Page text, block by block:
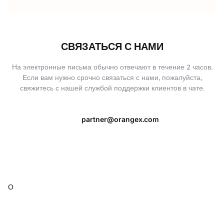
СВЯЗАТЬСЯ С НАМИ
На электронные письма обычно отвечают в течение 2 часов.
Если вам нужно срочно связаться с нами, пожалуйста,
свяжитесь с нашей службой поддержки клиентов в чате.
partner@orangex.com
О